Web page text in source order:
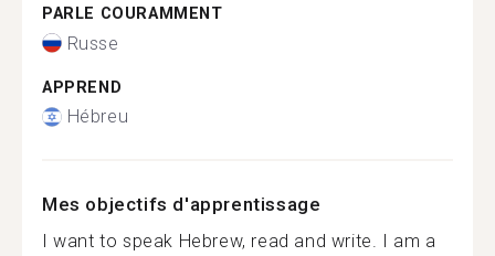
PARLE COURAMMENT
Russe
APPREND
Hébreu
Mes objectifs d'apprentissage
I want to speak Hebrew, read and write. I am a